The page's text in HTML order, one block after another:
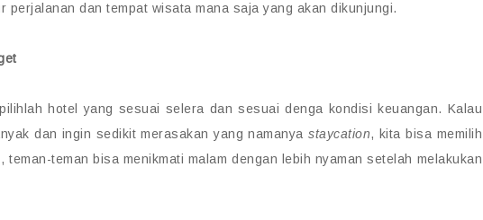
perjalanan dan tempat wisata mana saja yang akan dikunjungi.
hotel yang sesuai selera dan sesuai denga kondisi keuangan. Kalau
dan ingin sedikit merasakan yang namanyastaycation, kita bisa memilih
teman bisa menikmati malam dengan lebih nyaman setelah melakukan